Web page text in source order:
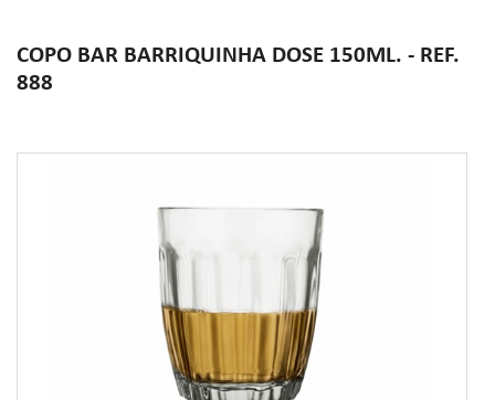
COPO BAR BARRIQUINHA DOSE 150ML. - REF.
888